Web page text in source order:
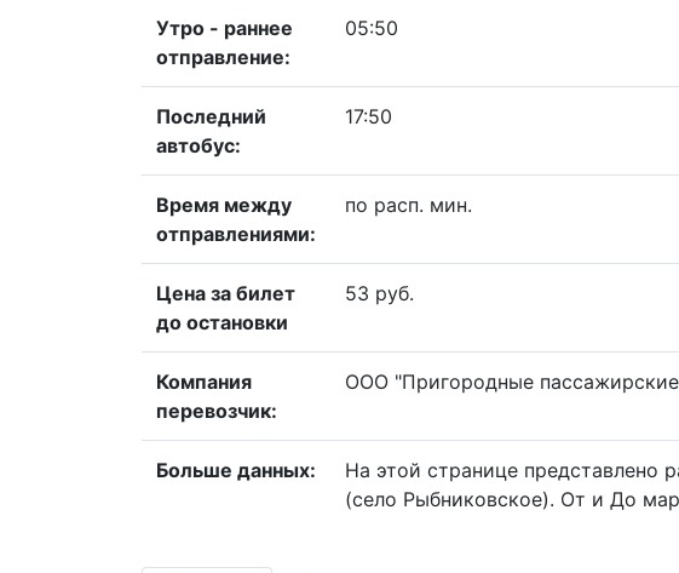
Утро - раннее
отправление:
05:50
Последний
автобус:
17:50
Время между
отправлениями:
по расп. мин.
Цена за билет
до остановки
53 руб.
Компания
перевозчик:
ООО "Пригородные
Больше данных:
На этой странице представлено
(село Рыбниковское). От и До